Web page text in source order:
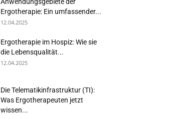
Ergotherapie: Ein umfassender...
12.04.2025
Ergotherapie im Hospiz: Wie sie
die Lebensqualität...
12.04.2025
Die Telematikinfrastruktur (TI):
Was Ergotherapeuten jetzt
wissen...